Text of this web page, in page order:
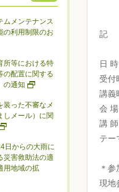
記
日
受付
講義
会
講
テー
＊参
現
ムメンテナンス
の利用制限のお
所等における特
の配置に関する
の通知
装った不審なメ
しメール）に関
日からの大雨に
災害救助法の適
用地域の拡